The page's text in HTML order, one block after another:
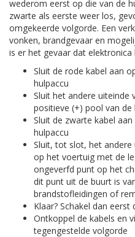
wederom eerst op die van de
zwarte als eerste weer los,
omgekeerde volgorde. Een
vonken, brandgevaar en
is er het gevaar dat elektronica
Sluit de rode kabel aan
hulpaccu
Sluit het andere uiteinde
positieve (+) pool van de
Sluit de zwarte kabel
hulpaccu
Sluit, tot slot, het andere
op het voertuig met de
ongeverfd punt op het
dit punt uit de buurt is
brandstofleidingen of
Klaar? Schakel dan
Ontkoppel de kabels en
tegengestelde volgorde